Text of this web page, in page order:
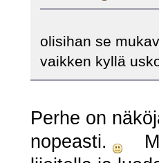
olisihan se
vaikken kyllä
Perhe on
nopeasti.